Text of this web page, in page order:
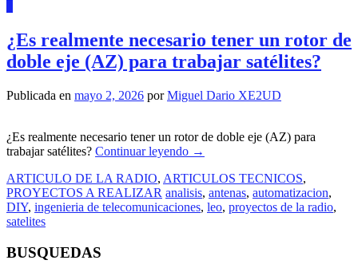
¿Es realmente necesario tener un rotor de
doble eje (AZ) para trabajar satélites?
Publicada en mayo 2, 2026 porMiguel Dario XE2UD
¿Es realmente necesario tener un rotor de doble eje (AZ) para
trabajar satélites? Continuar leyendo →
ARTICULO DE LA RADIO, ARTICULOS TECNICOS,
PROYECTOS A REALIZAR analisis, antenas, automatizacion,
DIY, ingenieria de telecomunicaciones, leo, proyectos de la radio,
satelites
BUSQUEDAS